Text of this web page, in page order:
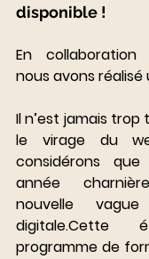
disponible !
En collaboration
nous avons réalisé
Il n’est jamais
le virage du
considérons
année
nouvelle
programme de